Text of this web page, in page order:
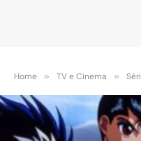
Home » TV e Cinema »